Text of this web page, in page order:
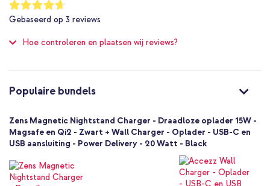
15W snelladen
1 Pc
Gebruikershandleiding
8720618634818
ZESC20B/00
Zwart
1 m
Waardering:
93
%
of
Gebaseerd op 3 reviews
Hoe controleren en plaatsen wij reviews?
Populaire bundels
Zens Magnetic Nightstand Charger - Draadloze oplader 15W -
Magsafe en Qi2 - Zwart + Wall Charger - Oplader - USB-C en
USB aansluiting - Power Delivery - 20 Watt - Black